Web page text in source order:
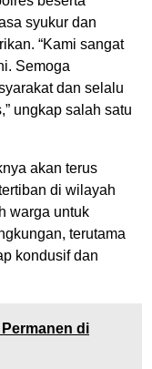
syukur dan
“Kami sangat
Semoga
dan selalu
ungkap salah satu
akan terus
di wilayah
warga untuk
terutama
kondusif dan
di